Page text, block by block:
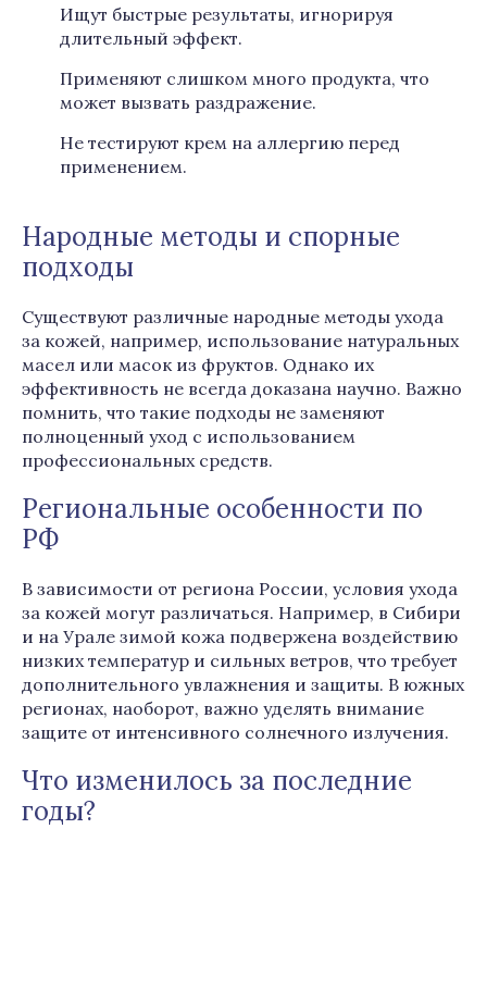
Ищут быстрые результаты, игнорируя
длительный эффект.
Применяют слишком много продукта, что
может вызвать раздражение.
Не тестируют крем на аллергию перед
применением.
Народные методы и спорные
подходы
Существуют различные народные методы ухода
за кожей, например, использование натуральных
масел или масок из фруктов. Однако их
эффективность не всегда доказана научно. Важно
помнить, что такие подходы не заменяют
полноценный уход с использованием
профессиональных средств.
Региональные особенности по
РФ
В зависимости от региона России, условия ухода
за кожей могут различаться. Например, в Сибири
и на Урале зимой кожа подвержена воздействию
низких температур и сильных ветров, что требует
дополнительного увлажнения и защиты. В южных
регионах, наоборот, важно уделять внимание
защите от интенсивного солнечного излучения.
Что изменилось за последние
годы?